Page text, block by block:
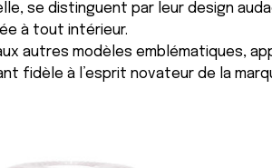
se distinguent par leur design
à tout intérieur.
autres modèles emblématiques,
fidèle à l’esprit novateur de la